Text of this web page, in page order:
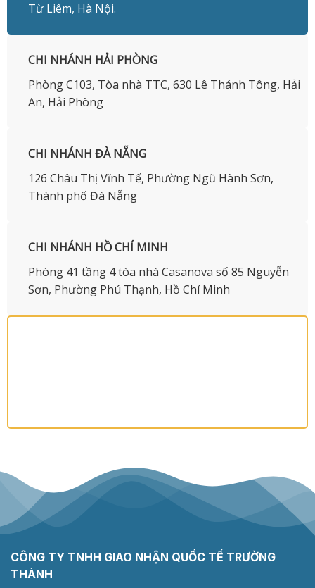
Từ Liêm, Hà Nội.
CHI NHÁNH HẢI PHÒNG
Phòng C103, Tòa nhà TTC, 630 Lê Thánh Tông, Hải
An, Hải Phòng
CHI NHÁNH ĐÀ NẴNG
126 Châu Thị Vĩnh Tế, Phường Ngũ Hành Sơn,
Thành phố Đà Nẵng
CHI NHÁNH HỒ CHÍ MINH
Phòng 41 tầng 4 tòa nhà Casanova số 85 Nguyễn
Sơn, Phường Phú Thạnh, Hồ Chí Minh
CÔNG TY TNHH GIAO NHẬN QUỐC TẾ TRƯỜNG
THÀNH